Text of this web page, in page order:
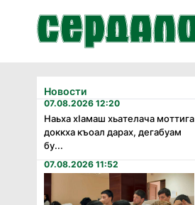
Новости
07.08.2026 12:20
Наьха хӏамаш хьателача моттига
доккха къоал дарах, дегабуам
бу...
07.08.2026 11:52